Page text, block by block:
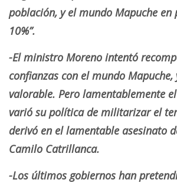
población, y el mundo Mapuche
10%”.
-El ministro Moreno intentó
confianzas con el mundo Mapuche,
valorable. Pero lamentablemente
varió su política de militarizar el
derivó en el lamentable asesinato
Camilo Catrillanca.
-Los últimos gobiernos han